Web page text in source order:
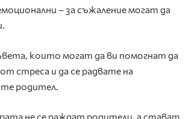
– за съжаление могат да
които могат да ви помогнат да
стреса и да се радвате на
родител.
не се раждат родители, а стават